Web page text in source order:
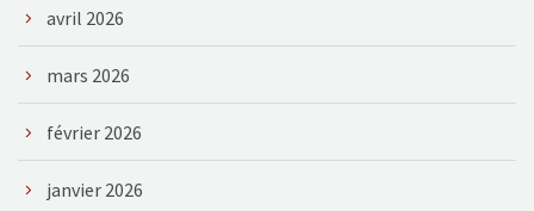
avril 2026
mars 2026
février 2026
janvier 2026